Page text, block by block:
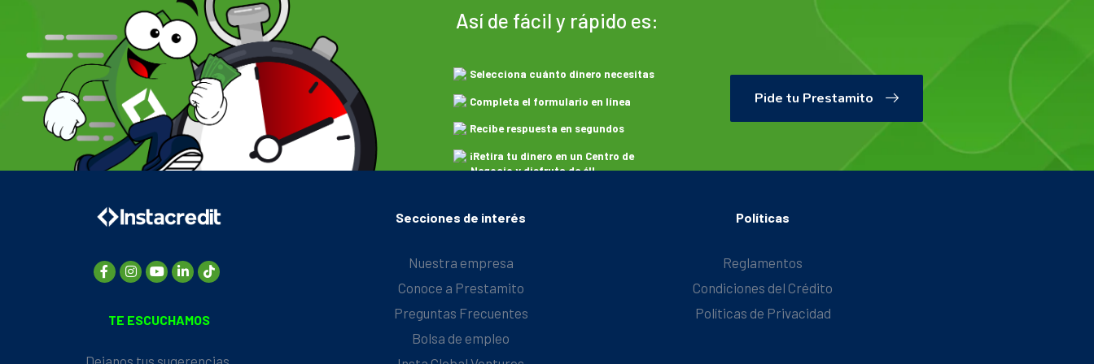
Así de fácil y rápido es:
Selecciona cuánto dinero necesitas
Completa el formulario en línea
Recibe respuesta en segundos
¡Retira tu dinero en un Centro de
Negocio y disfruta de él!
Pide tu Prestamito
TE ESCUCHAMOS
Dejanos tus sugerencias,
Secciones de interés
Nuestra empresa
Conoce a Prestamito
Preguntas Frecuentes
Bolsa de empleo
Políticas
Reglamentos
Condiciones del Crédito
Políticas de Privacidad